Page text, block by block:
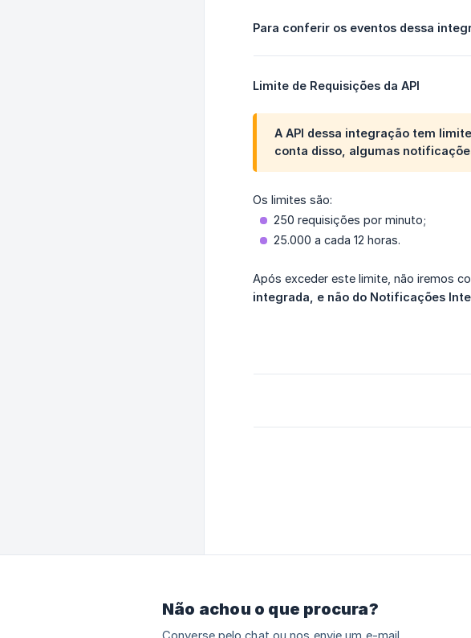
Para conferir os eventos dessa
Limite de Requisições da API
A API dessa integração tem
conta disso, algumas
Os limites são:
250 requisições por minuto;
25.000 a cada 12 horas.
Após exceder este limite, não iremos
integrada, e não do Notificações
Não achou o que procura?